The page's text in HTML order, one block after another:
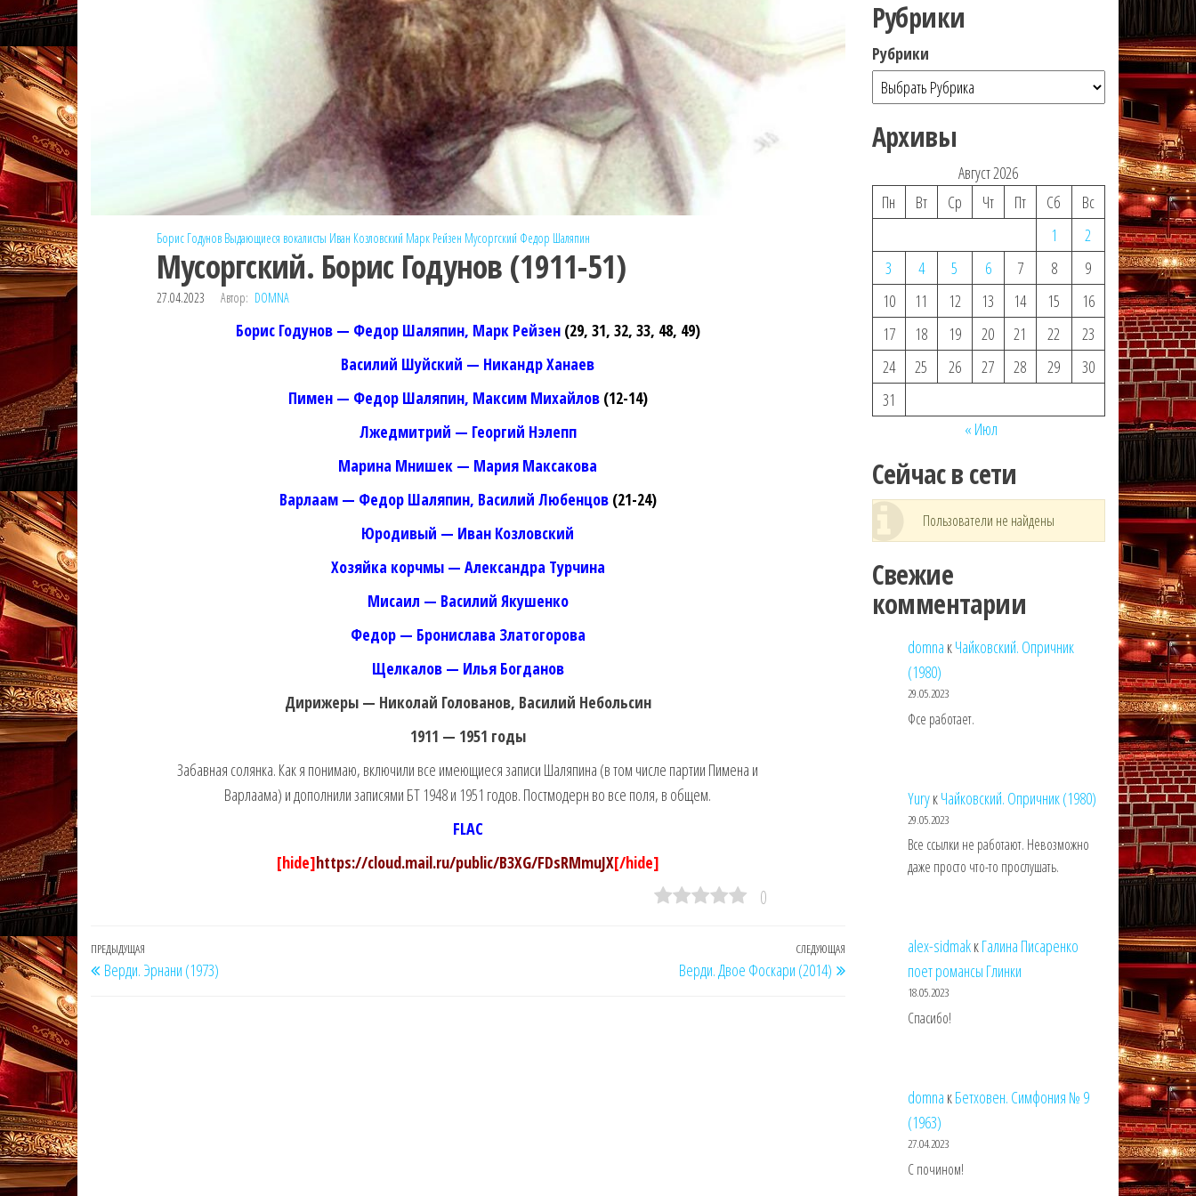
Борис Годунов Выдающиеся вокалисты Иван Козловский Марк Рейзен Мусоргский Федор Шаляпин
Мусоргский. Борис Годунов (1911-51)
27.04.2023 Автор: DOMNA
Борис Годунов — Федор Шаляпин, Марк Рейзен (29, 31, 32, 33, 48, 49)
Василий Шуйский — Никандр Ханаев
Пимен — Федор Шаляпин, Максим Михайлов (12-14)
Лжедмитрий — Георгий Нэлепп
Марина Мнишек — Мария Максакова
Варлаам — Федор Шаляпин, Василий Любенцов (21-24)
Юродивый — Иван Козловский
Хозяйка корчмы — Александра Турчина
Мисаил — Василий Якушенко
Федор — Бронислава Златогорова
Щелкалов — Илья Богданов
Дирижеры — Николай Голованов, Василий Небольсин
1911 — 1951 годы
Забавная солянка. Как я понимаю, включили все имеющиеся записи Шаляпина (в том числе партии Пимена и
Варлаама) и дополнили записями БТ 1948 и 1951 годов. Постмодерн во все поля, в общем.
FLAC
[hide]https://cloud.mail.ru/public/B3XG/FDsRMmuJX[/hide]
0
Навигация
по
Предыдущая
запись
ПРЕДЫДУЩАЯ
Верди. Эрнани (1973)
Следующая
запись
СЛЕДУЮЩАЯ
Верди. Двое Фоскари (2014)
Рубрики
Рубрики
Архивы
Август 2026
Пн
Вт Ср Чт Пт Сб
Вс
1
2
3
4 5 6 7 8
9
10
11 12 13 14 15
16
17
18 19 20 21 22
23
24
25 26 27 28 29
30
31
« Июл
Сейчас в сети
Пользователи не найдены
Свежие
комментарии
domna кЧайковский. Опричник
(1980)
29.05.2023
Фсе работает.
YuryкЧайковский. Опричник (1980)
29.05.2023
Все ссылки не работают. Невозможно
даже просто что-то прослушать.
alex-sidmakкГалина Писаренко
поет романсы Глинки
18.05.2023
Спасибо!
domna кБетховен. Симфония № 9
(1963)
27.04.2023
С почином!